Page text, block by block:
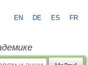
EN DE ES FR